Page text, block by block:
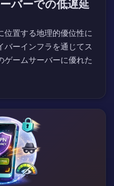
バーでの低遅延
位置する地理的優位性に
バーインフラを通じてス
ゲームサーバーに優れた